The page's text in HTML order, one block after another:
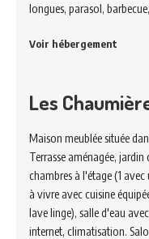
longues, parasol,
Voir hébergement
Les
Maison meublée située
Terrasse aménagée,
chambres à l'étage (1
à vivre avec cuisine
lave linge), salle d'eau
internet, climatisation.